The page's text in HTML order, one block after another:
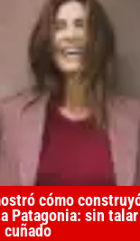
cómo
Patagonia: sin
cuñado